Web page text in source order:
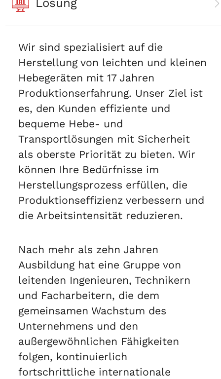
Produkte gelernt, und basierend auf
technologischer Innovation, "DFHOIST"
Markenprodukt sind immer in einer
führenden Position in Bezug auf
Qualität, Leistung und Technologie.
Wir folgen streng dem ISO9001:2000
International Quality System Standard
im Produktionsprozess und hat die
CE-Zertifizierung bestanden.
Lösung
Wir sind spezialisiert auf die
Herstellung von leichten und kleinen
Hebegeräten mit 17 Jahren
Produktionserfahrung. Unser Ziel ist
es, den Kunden effiziente und
bequeme Hebe- und
Transportlösungen mit Sicherheit
als oberste Priorität zu bieten. Wir
können Ihre Bedürfnisse im
Herstellungsprozess erfüllen, die
Produktionseffizienz verbessern und
die Arbeitsintensität reduzieren.
Nach mehr als zehn Jahren
Ausbildung hat eine Gruppe von
leitenden Ingenieuren, Technikern
und Facharbeitern, die dem
gemeinsamen Wachstum des
Unternehmens und den
außergewöhnlichen Fähigkeiten
folgen, kontinuierlich
fortschrittliche internationale